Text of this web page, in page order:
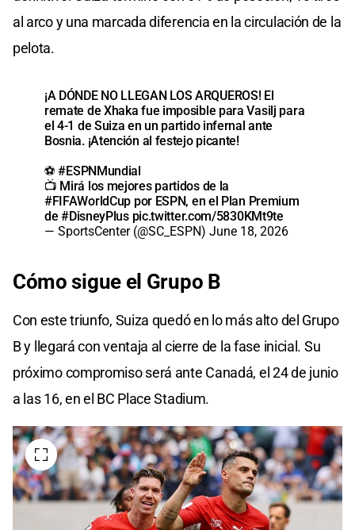
al arco y una marcada diferencia en la circulación de la
pelota.
¡A DÓNDE NO LLEGAN LOS ARQUEROS! El
remate de Xhaka fue imposible para Vasilj para
el 4-1 de Suiza en un partido infernal ante
Bosnia. ¡Atención al festejo picante!
⚽#ESPNMundial
📺 Mirá los mejores partidos de la
#FIFAWorldCup por ESPN, en el Plan Premium
de#DisneyPlus pic.twitter.com/5830KMt9te
— SportsCenter (@SC_ESPN) June 18, 2026
Cómo sigue el Grupo B
Con este triunfo, Suiza quedó en lo más alto del Grupo
B y llegará con ventaja al cierre de la fase inicial. Su
próximo compromiso será ante Canadá, el 24 de junio
a las 16, en el BC Place Stadium.